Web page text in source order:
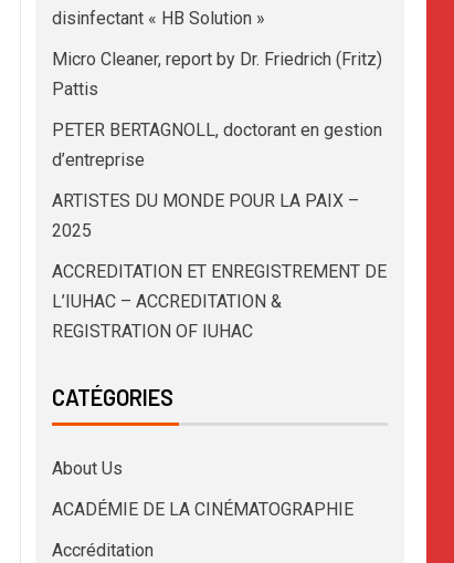
disinfectant « HB Solution »
Micro Cleaner, report by Dr. Friedrich (Fritz)
Pattis
PETER BERTAGNOLL, doctorant en gestion
d’entreprise
ARTISTES DU MONDE POUR LA PAIX –
2025
ACCREDITATION ET ENREGISTREMENT DE
L’IUHAC – ACCREDITATION &
REGISTRATION OF IUHAC
CATÉGORIES
About Us
ACADÉMIE DE LA CINÉMATOGRAPHIE
Accréditation